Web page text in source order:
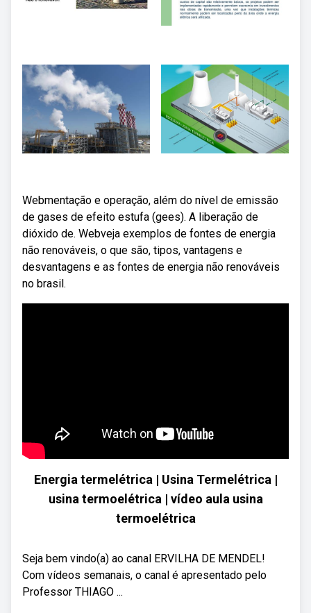
Webmentação e operação, além do nível de emissão
de gases de efeito estufa (gees). A liberação de
dióxido de. Webveja exemplos de fontes de energia
não renováveis, o que são, tipos, vantagens e
desvantagens e as fontes de energia não renováveis
no brasil.
Energia termelétrica | Usina Termelétrica |
usina termoelétrica | vídeo aula usina
termoelétrica
Seja bem vindo(a) ao canal ERVILHA DE MENDEL!
Com vídeos semanais, o canal é apresentado pelo
Professor THIAGO ...